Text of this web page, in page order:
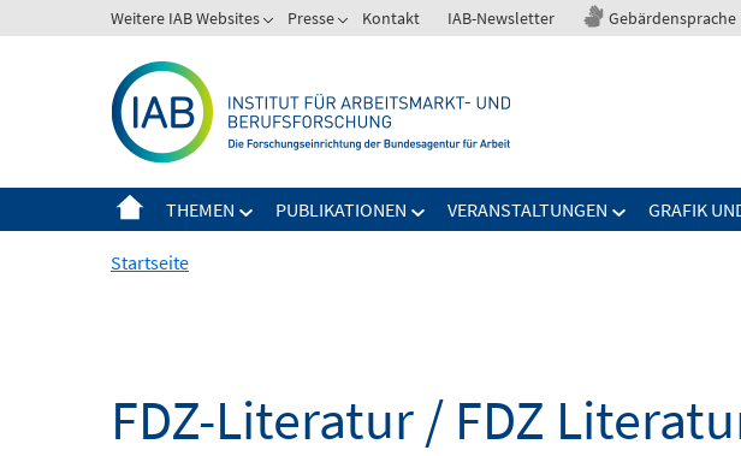
zum
Weitere IAB Websites Presse Kontakt IAB-Newsletter Gebärdensprache
THEMEN PUBLIKATIONEN VERANSTALTUNGEN GRAFIK
Startseite
FDZ-Literatur / FDZ